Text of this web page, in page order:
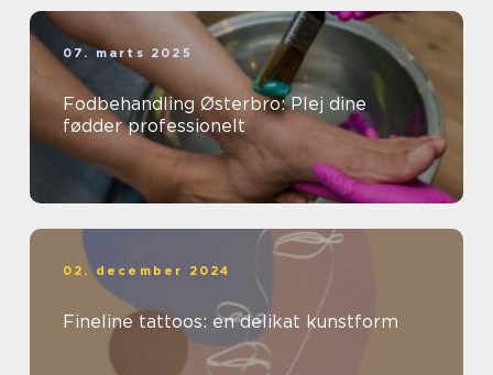
07. marts 2025
Fodbehandling Østerbro: Plej dine
fødder professionelt
02. december 2024
Fineline tattoos: en delikat kunstform